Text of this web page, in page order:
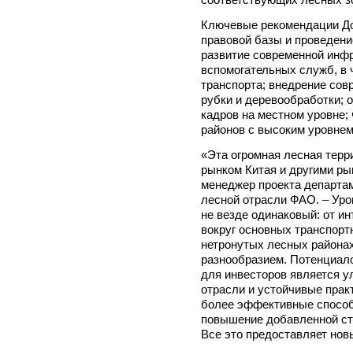
Ключевые рекомендации
правовой базы и
развитие современной
вспомогательных служб, в
транспорта; внедрение
рубки и деревообработки;
кадров на местном уровне;
районов с высоким
«Эта огромная лесная
рынком Китая и другими
менеджер проекта
лесной отрасли ФАО. –
не везде одинаковый: от
вокруг основных
нетронутых лесных
разнообразием.
для инвесторов является
отрасли и устойчивые
более эффективные
повышение добавленной
Все это предоставляет